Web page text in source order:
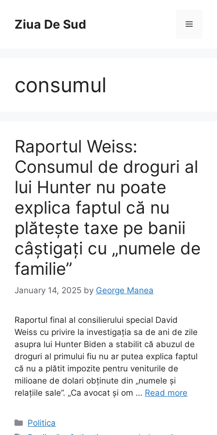
contentZiua De Sud Menu
consumul
Raportul Weiss:
Consumul de droguri al
lui Hunter nu poate
explica faptul că nu
plătește taxe pe banii
câștigați cu „numele de
familie”
January 14, 2025 by George Manea
Raportul final al consilierului special David
Weiss cu privire la investigația sa de ani de zile
asupra lui Hunter Biden a stabilit că abuzul de
droguri al primului fiu nu ar putea explica faptul
că nu a plătit impozite pentru veniturile de
milioane de dolari obținute din „numele și
relațiile sale”. „Ca avocat și om … Read more
Categories
Politica